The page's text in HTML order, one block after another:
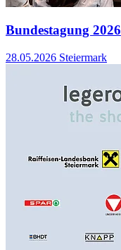
Bundestagung 2026
28.05.2026 Steiermark